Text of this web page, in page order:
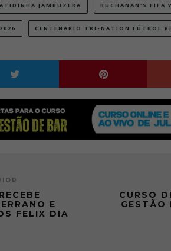
JAMBUZERA BUCHANAN'S FIFA
CENTENARIO TRI-NATION FÚTBOL
E
FELIX DIA
CURSO
GESTÃO